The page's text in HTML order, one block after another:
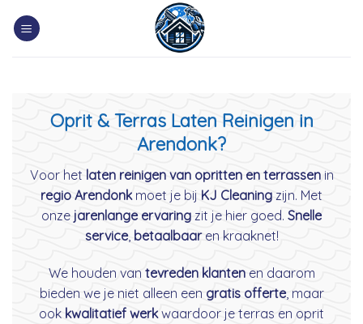
Oprit & Terras Laten Reinigen in
Arendonk?
Voor het laten reinigen van opritten en terrassenin
regio Arendonkmoet je bij KJ Cleaning zijn. Met
onze jarenlange ervaring zit je hier goed. Snelle
service, betaalbaaren kraaknet!
We houden van tevreden klantenen daarom
bieden we je niet alleen een gratis offerte, maar
ook kwalitatief werkwaardoor je terras en oprit